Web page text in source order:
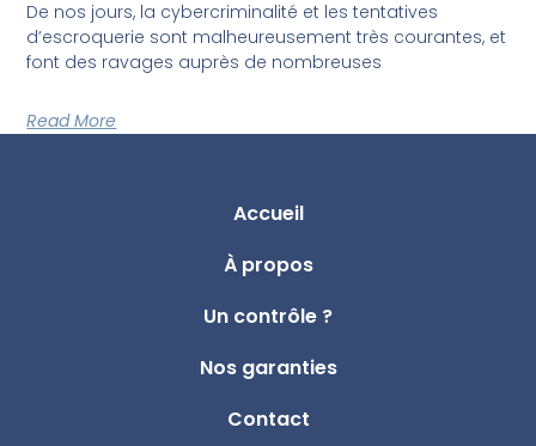
De nos jours, la cybercriminalité et les tentatives
d’escroquerie sont malheureusement très courantes, et
font des ravages auprès de nombreuses
Read More
Accueil
À propos
Un contrôle ?
Nos garanties
Contact